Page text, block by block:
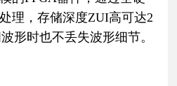
理，存储深度ZUI高可达2
形时也不丢失波形细节。